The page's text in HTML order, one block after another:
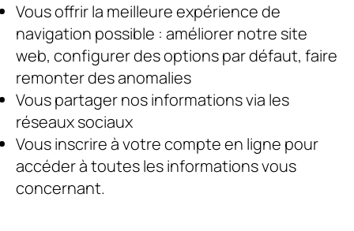
Vous offrir la meilleure expérience de
navigation possible : améliorer notre site
web, configurer des options par défaut, faire
remonter des anomalies
Vous partager nos informations via les
réseaux sociaux
Vous inscrire à votre compte en ligne pour
accéder à toutes les informations vous
concernant.